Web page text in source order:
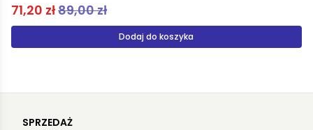
71,20 zł89,00 zł
Dodaj do koszyka
SPRZEDAŻ